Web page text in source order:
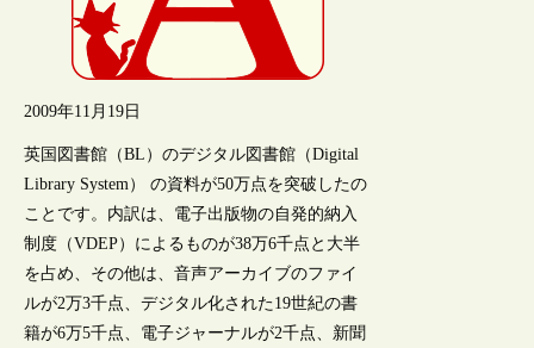
2009年11月19日
英国図書館（BL）のデジタル図書館（Digital
Library System） の資料が50万点を突破したの
ことです。内訳は、電子出版物の自発的納入
制度（VDEP）によるものが38万6千点と大半
を占め、その他は、音声アーカイブのファイ
ルが2万3千点、デジタル化された19世紀の書
籍が6万5千点、電子ジャーナルが2千点、新聞